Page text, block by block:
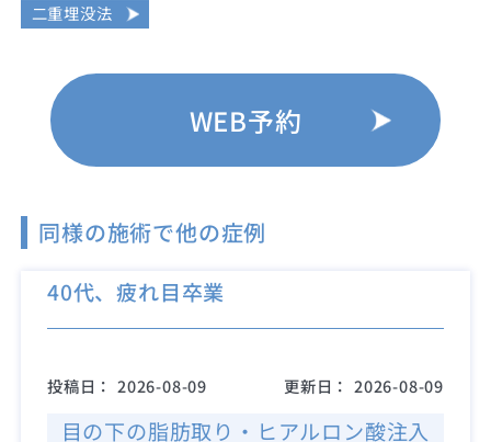
二重埋没法
WEB予約
同様の施術で他の症例
40代、疲れ目卒業
投稿日： 2026-08-09 更新日： 2026-08-09
目の下の脂肪取り・ヒアルロン酸注入